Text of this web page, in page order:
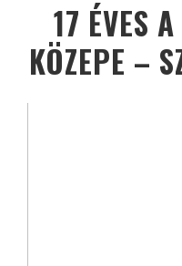
17 ÉVES
KÖZEPE –